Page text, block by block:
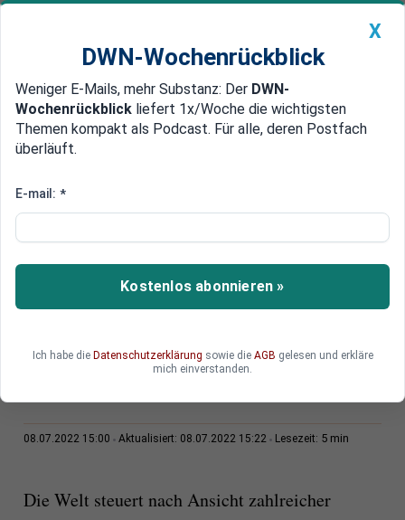
Newsticker MEIN DWN: Geldanlage Premium
Edelmetalle DWN-Magazin China
Insider: Die Weltwirtschaft
Branchen-Insider warnen, dass die Versorgung
mit Rohöl bald spürbar beeinträchtigt sein
könnte.
08.07.2022 15:00 Aktualisiert: 08.07.2022 15:22 Lesezeit: 5 min
Die Welt steuert nach Ansicht zahlreicher
X
DWN-Wochenrückblick
Weniger E-Mails, mehr Substanz: Der DWN-
Wochenrückblick liefert 1x/Woche die wichtigsten
Themen kompakt als Podcast. Für alle, deren Postfach
überläuft.
E-mail: *
Kostenlos abonnieren »
Ich habe die Datenschutzerklärung sowie die AGB gelesen und erkläre
mich einverstanden.